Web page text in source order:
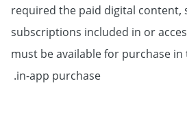
يمكنك استخدام مكتبات مثل flutter_in_app_purchase
داخل التطبيق، حيث يمكنك تحديد
required the paid digital content,
subscriptions included in or
must be available for purchase
in-app purchase.